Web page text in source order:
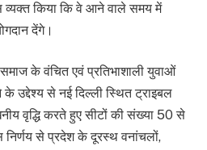
व्यक्त किया कि वे आने वाले समय में
देंगे।
के वंचित एवं प्रतिभाशाली युवाओं
उद्देश्य से नई दिल्ली स्थित ट्राइबल
वृद्धि करते हुए सीटों की संख्या 50 से
से प्रदेश के दूरस्थ वनांचलों,